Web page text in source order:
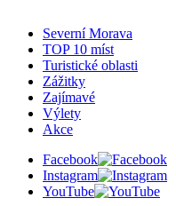
Severní Morava
TOP 10 míst
Turistické oblasti
Zážitky
Zajímavé
Výlety
Akce
Facebook
Instagram
YouTube